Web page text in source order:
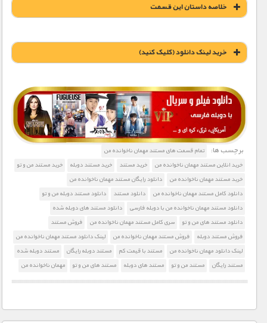
خلاصه داستان این قسمت
خريد لينک دانلود (کليک کنيد)
1900 تومان – خريد لينک دانلود (افزودن به سبد خريد)
برچسب ها:
تمام قسمت های مستند مهمان ناخوانده من
خرید انلاین مستند مهمان ناخوانده من
خرید مستند خرید مستند دوبله
خرید مستند من و تو
خرید مستند مهمان ناخوانده من
دانلود رایگان مستند مهمان ناخوانده من
دانلود کامل مستند مهمان ناخوانده من
دانلود مستند
دانلود مستند دوبله من و تو
دانلود مستند مهمان ناخوانده من با دوبله فارسی
دانلود مستند های دوبله شده
دانلود مستند های من و تو
سری کامل مستند مهمان ناخوانده من
فروش مستند
فروش مستند دوبله
فروش مستند مهمان ناخوانده من
لینک دانلود مستند مهمان ناخوانده من
لینک دانلود مهمان ناخوانده من
مستند با قیمت کم مستند دوبله رایگان
مستند دوبله شده
مستند رایگان
مستند من و تو مستند های دوبله مستند های من و تو مهمان ناخوانده من